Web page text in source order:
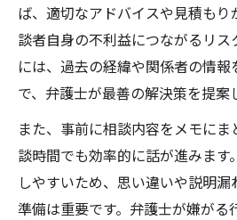
ば、適切なアドバイスや見積もり
談者自身の不利益につながるリス
には、過去の経緯や関係者の情報
で、弁護士が最善の解決策を提案
また、事前に相談内容をメモに
談時間でも効率的に話が進みます
しやすいため、思い違いや説明
準備は重要です。弁護士が嫌がる